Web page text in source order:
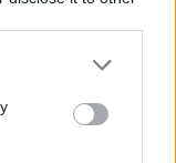
or more Google
You may click to
party tags to
in below Google
20:45